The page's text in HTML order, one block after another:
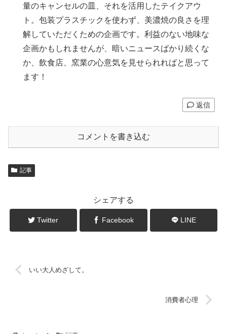
量のキャンセルの皿、それを活用したテイクアウ
ト。包装プラスチックを使わず、美濃焼の良さを理
解していただくための企画です。利益のない地味な
企画かもしれませんが、暗いニュースばかり続くな
か、飲食店、窯業の心意気を見せられればと思って
ます！
返信
コメントを書き込む
記事
シェアする
Twitter Facebook LINE
いい大人めざして。
消費者心理